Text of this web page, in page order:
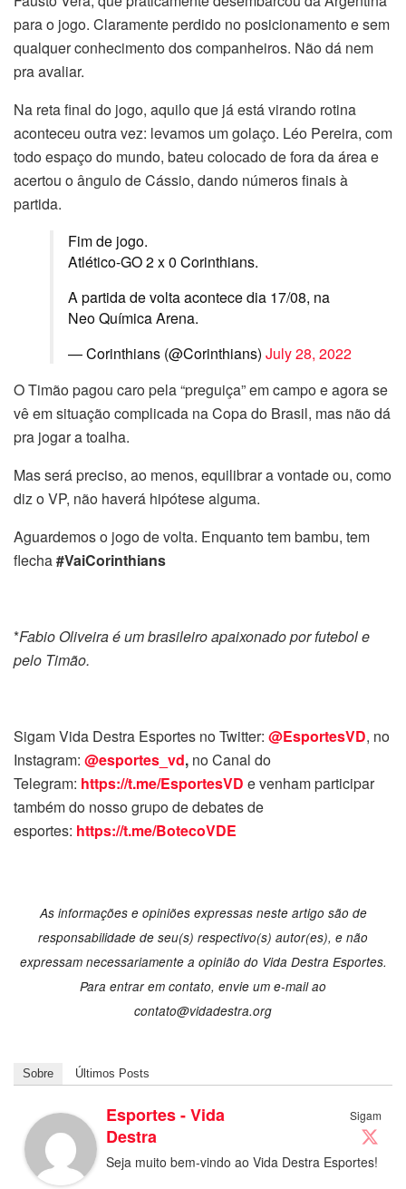
para o jogo. Claramente perdido no posicionamento e sem
qualquer conhecimento dos companheiros. Não dá nem
pra avaliar.
Na reta final do jogo, aquilo que já está virando rotina
aconteceu outra vez: levamos um golaço. Léo Pereira, com
todo espaço do mundo, bateu colocado de fora da área e
acertou o ângulo de Cássio, dando números finais à
partida.
Fim de jogo.
Atlético-GO 2 x 0 Corinthians.
A partida de volta acontece dia 17/08, na
Neo Química Arena.
— Corinthians (@Corinthians) July 28, 2022
O Timão pagou caro pela “preguiça” em campo e agora se
vê em situação complicada na Copa do Brasil, mas não dá
pra jogar a toalha.
Mas será preciso, ao menos, equilibrar a vontade ou, como
diz o VP, não haverá hipótese alguma.
Aguardemos o jogo de volta. Enquanto tem bambu, tem
flecha#VaiCorinthians
*Fabio Oliveira é um brasileiro apaixonado por futebol e
pelo Timão.
Sigam Vida Destra Esportes no Twitter: @EsportesVD, no
Instagram: @esportes_vd, no Canal do
Telegram: https://t.me/EsportesVD e venham participar
também do nosso grupo de debates de
esportes: https://t.me/BotecoVDE
As informações e opiniões expressas neste artigo são de
responsabilidade de seu(s) respectivo(s) autor(es), e não
expressam necessariamente a opinião do Vida Destra Esportes.
Para entrar em contato, envie um e-mail ao
contato@vidadestra.org
Sobre Últimos Posts
Sigam
Esportes - Vida
Destra
Seja muito bem-vindo ao Vida Destra Esportes!